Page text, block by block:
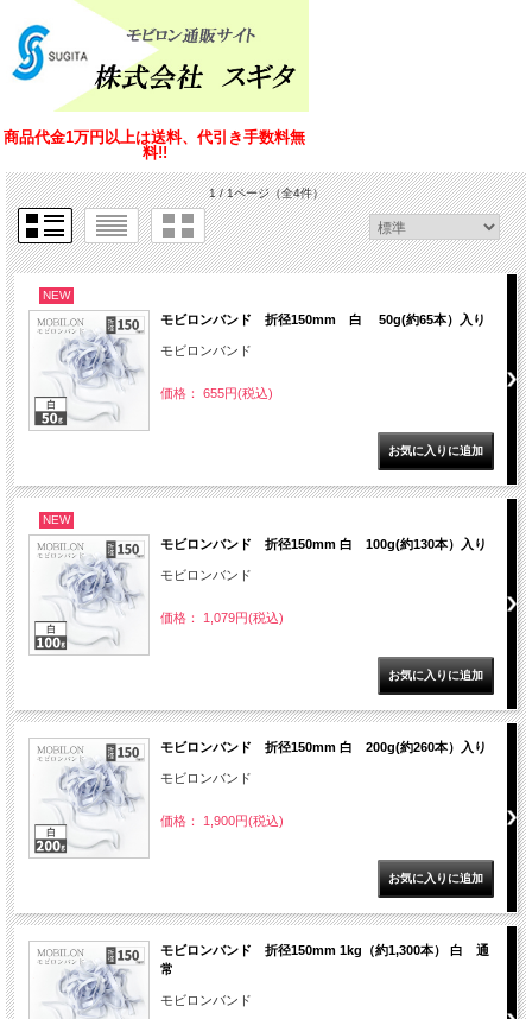
商品代金1万円以上は送料、代引き手数料無
料!!
1 / 1ページ（全4件）
NEW
モビロンバンド 折径150mm 白 50g(約65本）入り
モビロンバンド
価格： 655円(税込)
NEW
モビロンバンド 折径150mm 白 100g(約130本）入り
モビロンバンド
価格： 1,079円(税込)
モビロンバンド 折径150mm 白 200g(約260本）入り
モビロンバンド
価格： 1,900円(税込)
モビロンバンド 折径150mm 1kg（約1,300本） 白 通
常
モビロンバンド